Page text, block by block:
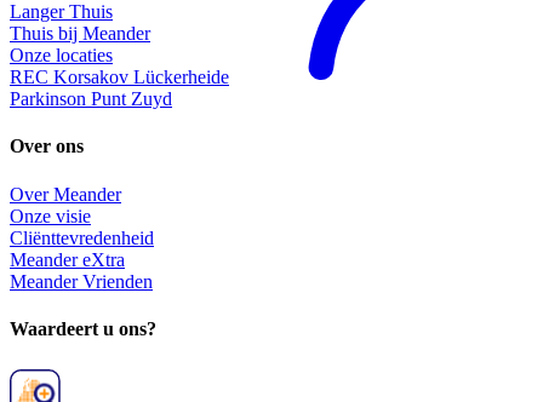
Langer Thuis
Thuis bij Meander
Onze locaties
REC Korsakov Lückerheide
Parkinson Punt Zuyd
Over ons
Over Meander
Onze visie
Cliënttevredenheid
Meander eXtra
Meander Vrienden
Waardeert u ons?